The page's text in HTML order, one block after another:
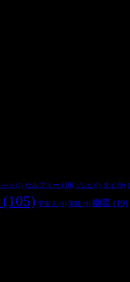
ーツ (7) セルフィー (10) ゾンビ (7) タイ (9)
(105) 宇宙人 (9) 実験 (9) 幽霊 (19)